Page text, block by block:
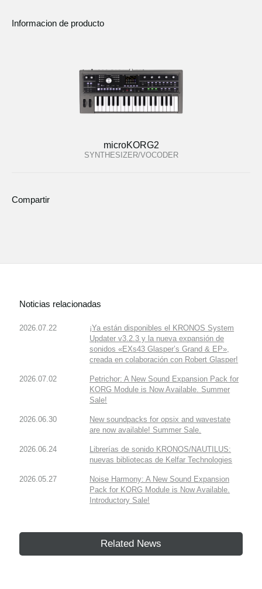
Informacion de producto
microKORG2
SYNTHESIZER/VOCODER
Compartir
Noticias relacionadas
2026.07.22
¡Ya están disponibles el KRONOS System
Updater v3.2.3 y la nueva expansión de
sonidos «EXs43 Glasper’s Grand & EP»,
creada en colaboración con Robert Glasper!
2026.07.02
Petrichor: A New Sound Expansion Pack for
KORG Module is Now Available. Summer
Sale!
2026.06.30
New soundpacks for opsix and wavestate
are now available! Summer Sale.
2026.06.24
Librerías de sonido KRONOS/NAUTILUS:
nuevas bibliotecas de Kelfar Technologies
2026.05.27
Noise Harmony: A New Sound Expansion
Pack for KORG Module is Now Available.
Introductory Sale!
Related News